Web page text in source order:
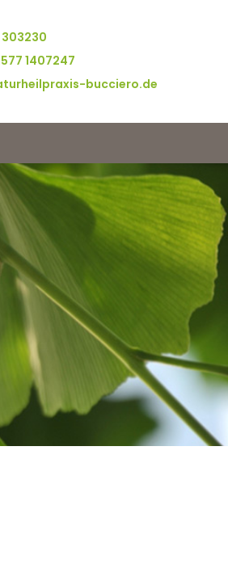
303230
1407247
bucciero.de